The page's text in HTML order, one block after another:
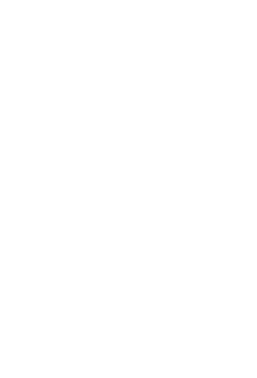
রহমানের,গ্যাস সঙ্কট